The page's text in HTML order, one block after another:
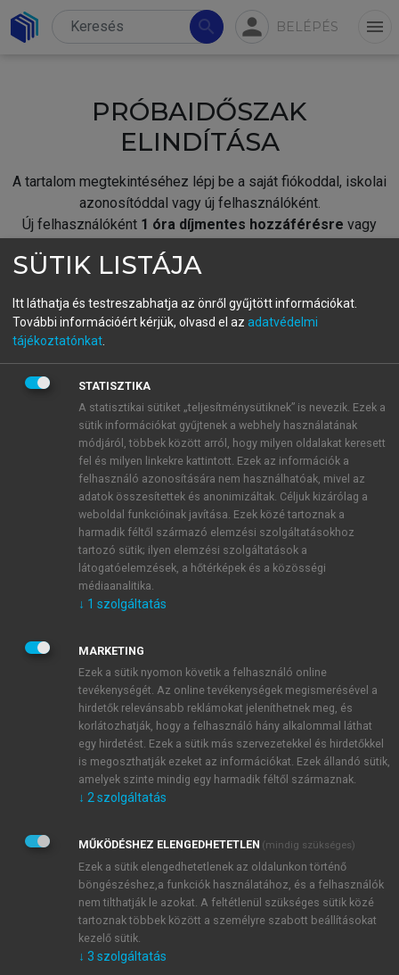
search person BELÉPÉS menu
PRÓBAIDŐSZAK
ELINDÍTÁSA
A tartalom megtekintéséhez lépj be a saját fiókoddal, iskolai
azonosítóddal vagy új felhasználóként.
Új felhasználóként 1 óra díjmentes hozzáférésre vagy
fiókoddal,vagy hozz létre új fiókot.
A regisztráció után apróbaidőszakautomatikusan
BELÉPÉS SAJÁT FIÓKKAL
ÚJ FIÓK LÉTREHOZÁSA
1 óra díjmentes hozzáférés
E-MAIL-CÍM
JELSZÓ
JELSZÓ ÚJRA
Kérek értesítést a MeRSZ újdonságairól, akcióiról.
Kérek értesítést az Akadémiai Kiadó Zrt. újdonságairól,
Adatkezelési tájékoztatóbanfoglaltakat tudomásul
veszem és elfogadom.
Általános vásárlási feltételeket, valamint a szotar.netés a
mersz.huoldalak licencszerződéseiben foglaltakat
tudomásul veszem és elfogadom.
KIPRÓBÁLOM
SÜTIK LISTÁJA
Itt láthatja és testreszabhatja az önről gyűjtött információkat.
További információért kérjük, olvasd el az adatvédelmi
tájékoztatónkat
STATISZTIKA
A statisztikai sütiket „teljesítménysütiknek” is nevezik. Ezek a
sütik információkat gyűjtenek a webhely használatának
módjáról, többek között arról, hogy milyen oldalakat keresett
fel és milyen linkekre kattintott. Ezek az információk a
felhasználó azonosítására nem használhatóak, mivel az
adatok összesítettek és anonimizáltak. Céljuk kizárólag a
weboldal funkcióinak javítása. Ezek közé tartoznak a
harmadik féltől származó elemzési szolgáltatásokhoz
tartozó sütik; ilyen elemzési szolgáltatások a
látogatóelemzések, a hőtérképek és a közösségi
médiaanalitika.
↓ 1 szolgáltatás
MARKETING
Ezek a sütik nyomon követik a felhasználó online
tevékenységét. Az online tevékenységek megismerésével a
hirdetők relevánsabb reklámokat jeleníthetnek meg, és
korlátozhatják, hogy a felhasználó hány alkalommal láthat
egy hirdetést. Ezek a sütik más szervezetekkel és hirdetőkkel
is megoszthatják ezeket az információkat. Ezek állandó sütik,
amelyek szinte mindig egy harmadik féltől származnak.
↓ 2 szolgáltatás
MŰKÖDÉSHEZ ELENGEDHETETLEN (mindig szükséges)
Ezek a sütik elengedhetetlenek az oldalunkon történő
böngészéshez,a funkciók használatához, és a felhasználók
nem tilthatják le azokat. A feltétlenül szükséges sütik közé
tartoznak többek között a személyre szabott beállításokat
kezelő sütik.
↓ 3 szolgáltatás